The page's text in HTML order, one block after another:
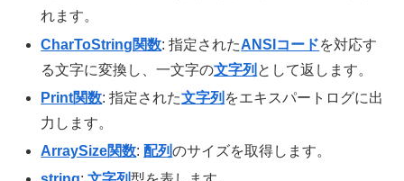
れます。
CharToString関数: 指定されたANSIコードを対応す
る文字に変換し、一文字の文字列 として返します。
Print関数: 指定された文字列 をエキスパートログに出
力します。
ArraySize関数:配列のサイズを取得します。